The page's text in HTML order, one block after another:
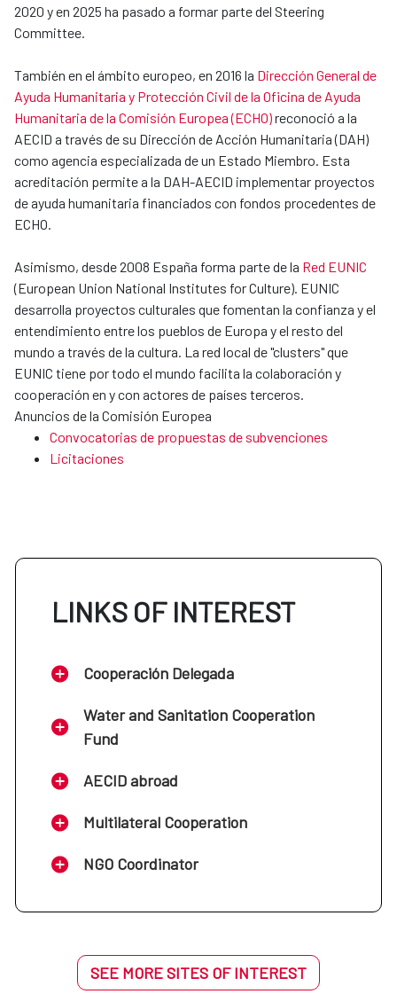
2020 y en 2025 ha pasado a formar parte del Steering
Committee.
También en el ámbito europeo, en 2016 la Dirección General de
Ayuda Humanitaria y Protección Civil de la Oficina de Ayuda
Humanitaria de la Comisión Europea (ECHO)reconoció a la
AECID a través de su Dirección de Acción Humanitaria (DAH)
como agencia especializada de un Estado Miembro. Esta
acreditación permite a la DAH-AECID implementar proyectos
de ayuda humanitaria financiados con fondos procedentes de
ECHO.
Asimismo, desde 2008 España forma parte de la Red EUNIC
(European Union National Institutes for Culture). EUNIC
desarrolla proyectos culturales que fomentan la confianza y el
entendimiento entre los pueblos de Europa y el resto del
mundo a través de la cultura. La red local de "clusters" que
EUNIC tiene por todo el mundo facilita la colaboración y
cooperación en y con actores de países terceros.
Anuncios de la Comisión Europea
Convocatorias de propuestas de subvenciones
Licitaciones
LINKS OF INTEREST
Cooperación Delegada
Water and Sanitation Cooperation
Fund
AECID abroad
Multilateral Cooperation
NGO Coordinator
SEE MORE SITES OF INTEREST